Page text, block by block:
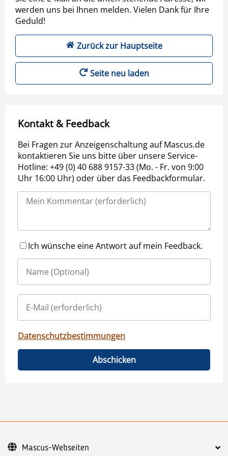
werden uns bei Ihnen melden. Vielen Dank für Ihre
Geduld!
Zurück zur Hauptseite
Seite neu laden
Kontakt & Feedback
Bei Fragen zur Anzeigenschaltung auf Mascus.de
kontaktieren Sie uns bitte über unsere Service-
Hotline: +49 (0) 40 688 9157-33 (Mo. - Fr. von 9:00
Uhr 16:00 Uhr) oder über das Feedbackformular.
Ich wünsche eine Antwort auf mein Feedback.
Datenschutzbestimmungen
Abschicken
Mascus-Webseiten